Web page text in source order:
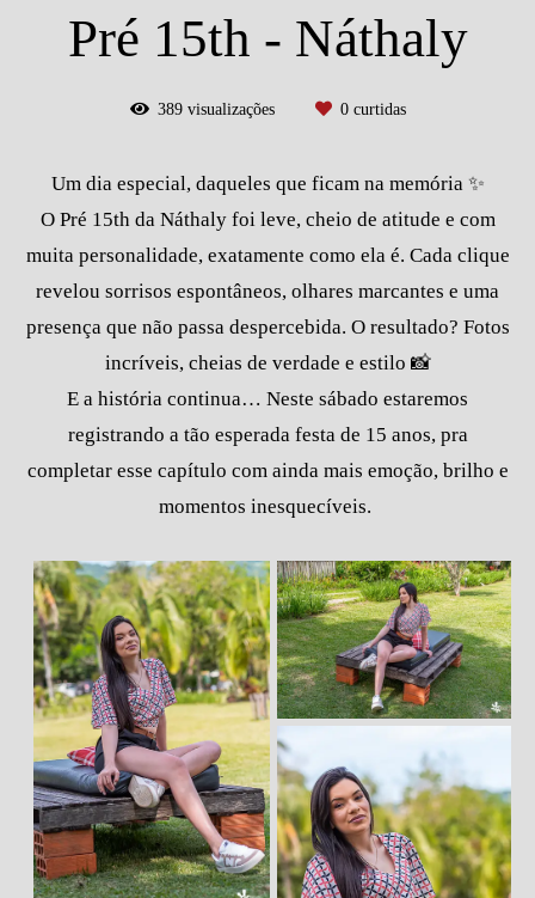
Pré 15th - Náthaly
389visualizações 0curtidas
Um dia especial, daqueles que ficam na memória ✨
O Pré 15th da Náthaly foi leve, cheio de atitude e com
muita personalidade, exatamente como ela é. Cada clique
revelou sorrisos espontâneos, olhares marcantes e uma
presença que não passa despercebida. O resultado? Fotos
incríveis, cheias de verdade e estilo 📸
E a história continua… Neste sábado estaremos
registrando a tão esperada festa de 15 anos, pra
completar esse capítulo com ainda mais emoção, brilho e
momentos inesquecíveis.